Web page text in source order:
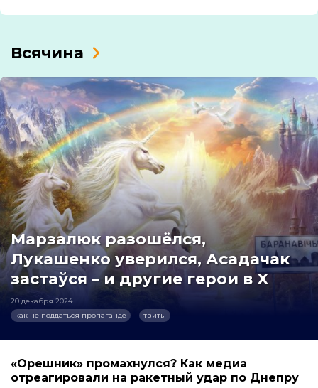
Всячина
Марзалюк разошёлся,
Лукашенко уверился, Асадачак
застаўся – и другие герои в X
20 декабря 2024
как не поддаться пропаганде
твиты
«Орешник» промахнулся? Как медиа
отреагировали на ракетный удар по Днепру